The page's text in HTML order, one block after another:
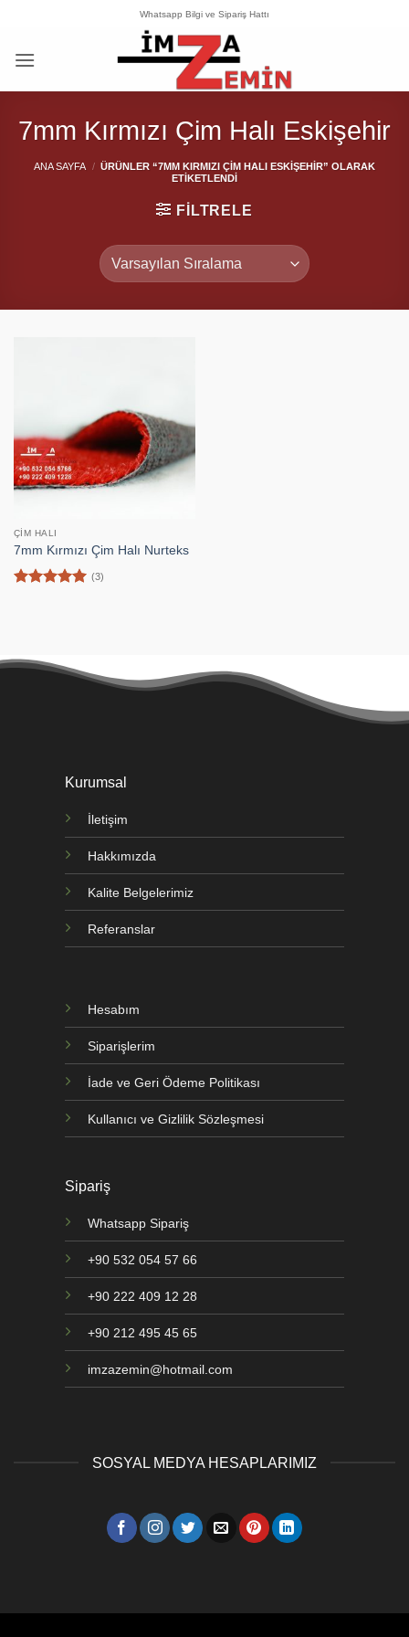
Whatsapp Bilgi ve Sipariş Hattı
7mm Kırmızı Çim Halı Eskişehir
ANA SAYFA / ÜRÜNLER “7MM KIRMIZI ÇIM HALI ESKIŞEHIR” OLARAK
ETIKETLENDI
FILTRELE
ÇIM HALI
7mm Kırmızı Çim Halı Nurteks
(3)
Kurumsal
İletişim
Hakkımızda
Kalite Belgelerimiz
Referanslar
Hesabım
Siparişlerim
İade ve Geri Ödeme Politikası
Kullanıcı ve Gizlilik Sözleşmesi
Sipariş
Whatsapp Sipariş
+90 532 054 57 66
+90 222 409 12 28
+90 212 495 45 65
imzazemin@hotmail.com
SOSYAL MEDYA HESAPLARIMIZ